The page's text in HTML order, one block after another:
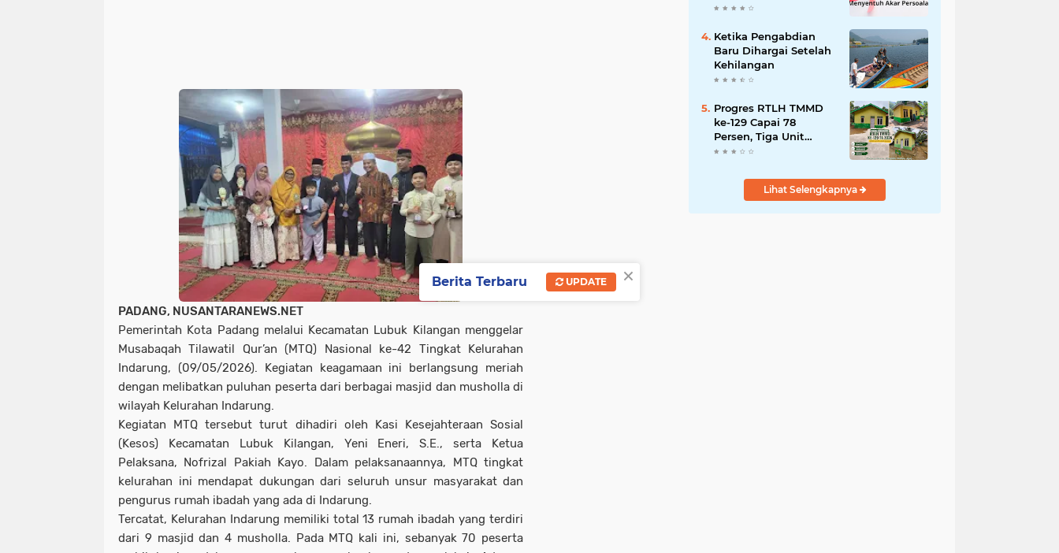
PADANG, NUSANTARANEWS.NET
Pemerintah Kota Padang melalui Kecamatan Lubuk Kilangan menggelar
Musabaqah Tilawatil Qur’an (MTQ) Nasional ke-42 Tingkat Kelurahan
Indarung, (09/05/2026). Kegiatan keagamaan ini berlangsung meriah
dengan melibatkan puluhan peserta dari berbagai masjid dan musholla di
wilayah Kelurahan Indarung.
Kegiatan MTQ tersebut turut dihadiri oleh Kasi Kesejahteraan Sosial
(Kesos) Kecamatan Lubuk Kilangan, Yeni Eneri, S.E., serta Ketua
Pelaksana, Nofrizal Pakiah Kayo. Dalam pelaksanaannya, MTQ tingkat
kelurahan ini mendapat dukungan dari seluruh unsur masyarakat dan
pengurus rumah ibadah yang ada di Indarung.
Tercatat, Kelurahan Indarung memiliki total 13 rumah ibadah yang terdiri
dari 9 masjid dan 4 musholla. Pada MTQ kali ini, sebanyak 70 peserta
Ketika Pengabdian
Baru Dihargai Setelah
Kehilangan
Progres RTLH TMMD
ke-129 Capai 78
Persen, Tiga Unit
Rumah Bantuan Mulai
Lihat Selengkapnya
×
Berita Terbaru UPDATE